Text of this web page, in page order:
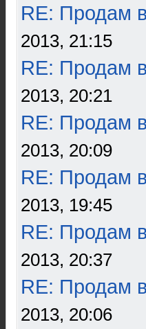
RE: Продам
2013, 21:15
RE: Продам
2013, 20:21
RE: Продам
2013, 20:09
RE: Продам
2013, 19:45
RE: Продам
2013, 20:37
RE: Продам
2013, 20:06